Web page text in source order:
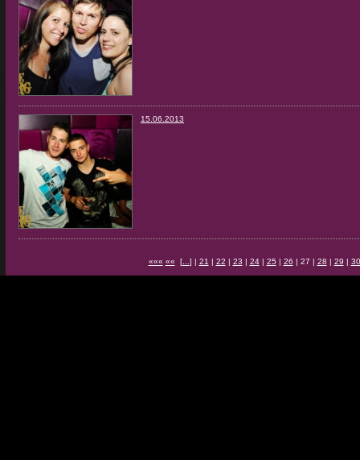
15.06.2013
««« «« [... ] | 21 | 22 | 23 | 24| 25 | 26 | 27 | 28 | 29 | 30